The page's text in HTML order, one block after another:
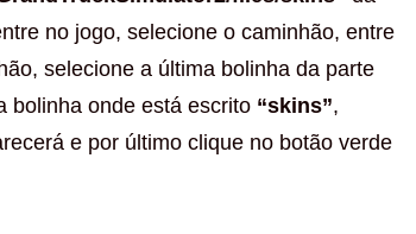
no jogo, selecione o caminhão, entre
selecione a última bolinha da parte
bolinha onde está escrito “skins”,
e por último clique no botão verde